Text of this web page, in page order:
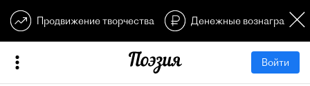
Продвижение творчества Денежные
Войти